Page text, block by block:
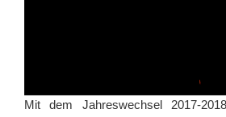
Mit dem Jahreswechsel 2017-